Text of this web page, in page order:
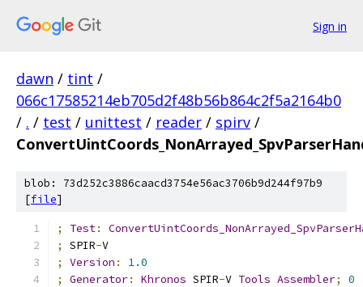
Sign in
dawn / tint /
066c17585214eb705d2f48b56b864c2f5a2164b0
/ . / test / unittest / reader / spirv /
blob: 73d252c3886caacd3754e56ac3706b9d244f97b9
[file]
; Test:
;
SPIR-V
;
Version :
1.0
;
Generator: Khronos SPIR-V Tools Assembler;
0